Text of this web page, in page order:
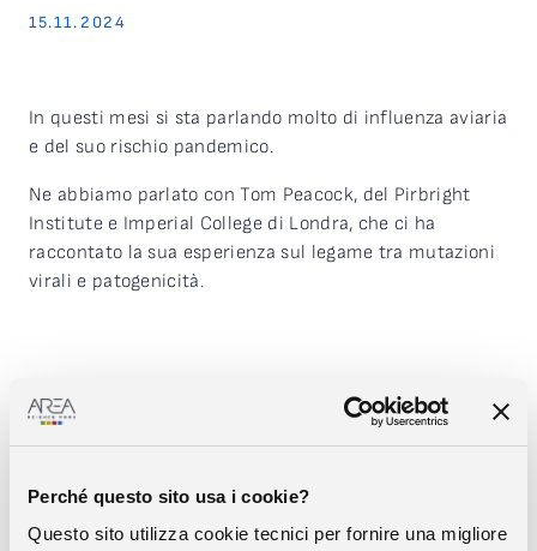
Perché questo sito usa i cookie?
Questo sito utilizza cookie tecnici per fornire una migliore
15.11.2024
In questi mesi si sta parlando molto di influenza aviaria
e del suo rischio pandemico.
Ne abbiamo parlato con Tom Peacock, del Pirbright
Institute e Imperial College di Londra, che ci ha
raccontato la sua esperienza sul legame tra mutazioni
virali e patogenicità.
Condividi
COPIA IL LINK WHATSAPP